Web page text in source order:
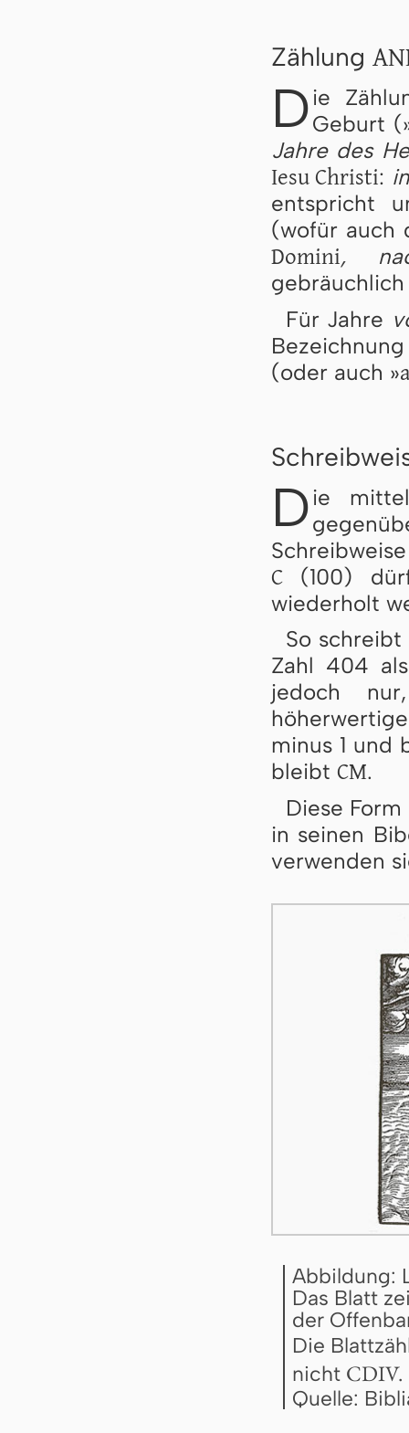
Zählung
D ie
Geburt
Jahre des
Iesu Christi:
entspricht
(wofür auch
Domini,
Für Jahre
(oder auch »
D ie
C(100)
wiederholt
So
Zahl 404
jedoch
minus 1
bleibt CM.
Diese
in seinen
verwenden
Abbildung:
Das Blatt
der
Die
nicht CDIV.
Quelle: